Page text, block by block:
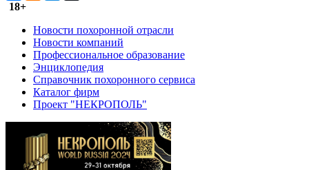
18+
Новости похоронной отрасли
Новости компаний
Профессиональное образование
Энциклопедия
Справочник похоронного сервиса
Каталог фирм
Проект "НЕКРОПОЛЬ"